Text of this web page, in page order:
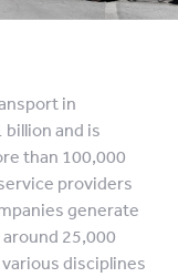
in
and is
than 100,000
providers
generate
25,000
disciplines